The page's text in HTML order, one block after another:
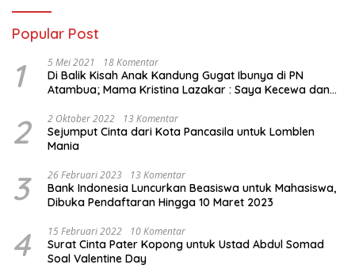
Popular Post
1 5 Mei 2021 18 Komentar
Di Balik Kisah Anak Kandung Gugat Ibunya di PN
Atambua; Mama Kristina Lazakar : Saya Kecewa dan
2 2 Oktober 2022 13 Komentar
Sejumput Cinta dari Kota Pancasila untuk Lomblen
Mania
3 26 Februari 2023 13 Komentar
Bank Indonesia Luncurkan Beasiswa untuk Mahasiswa,
Dibuka Pendaftaran Hingga 10 Maret 2023
4 15 Februari 2022 10 Komentar
Surat Cinta Pater Kopong untuk Ustad Abdul Somad
Soal Valentine Day